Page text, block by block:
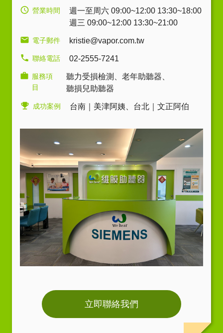
營業時間
週一至周六 09:00~12:00 13:30~18:00
週三 09:00~12:00 13:30~21:00
電子郵件 kristie@vapor.com.tw
聯絡電話 02-2555-7241
服務項
目
聽力受損檢測 老年助聽器
聽損兒助聽器
成功案例 台南｜美津阿姨 台北｜文正阿伯
立即聯絡我們